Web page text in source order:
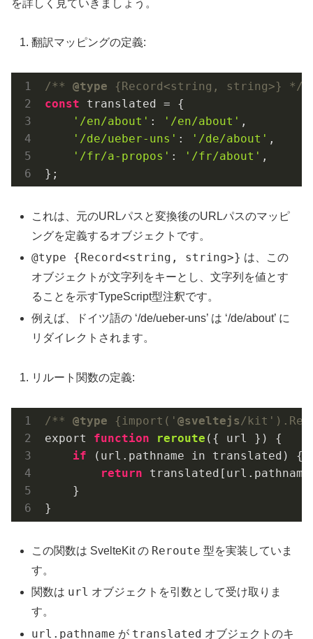
を詳しく見ていきましょう。
翻訳マッピングの定義:
/** @type {Record<string, string>} */
const translated = {
'/en/about' : '/en/about' ,
'/de/ueber-uns' : '/de/about' ,
'/fr/a-propos' : '/fr/about' ,
};
これは、元のURLパスと変換後のURLパスのマッピ
ングを定義するオブジェクトです。
@type {Record<string, string>} は、この
オブジェクトが文字列をキーとし、文字列を値とす
ることを示すTypeScript型注釈です。
例えば、ドイツ語の ‘/de/ueber-uns’ は ‘/de/about’ に
リダイレクトされます。
リルート関数の定義:
/** @type {import(' @sveltejs/
export function reroute ({ url })
{
if (url.pathname in translated) {
return
    }
}
この関数は SvelteKit の Reroute 型を実装していま
す。
関数は url オブジェクトを引数として受け取りま
す。
url.pathname が translated オブジェクトのキ